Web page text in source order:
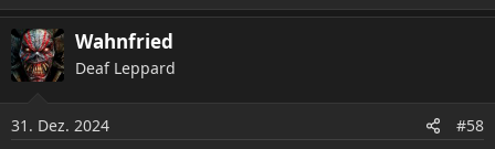
Wahnfried
Deaf Leppard
31. Dez. 2024 #58